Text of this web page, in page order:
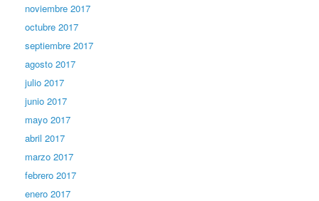
noviembre 2017
octubre 2017
septiembre 2017
agosto 2017
julio 2017
junio 2017
mayo 2017
abril 2017
marzo 2017
febrero 2017
enero 2017